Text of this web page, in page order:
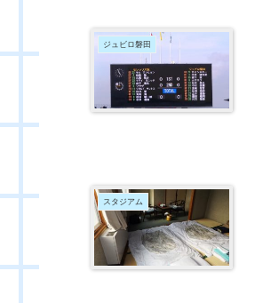
ジュビロ磐田
スタジアム